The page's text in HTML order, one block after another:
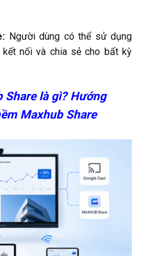
Người dùng có thể sử dụng
nối và chia sẻ cho bất kỳ
Share là gì? Hướng
Maxhub Share